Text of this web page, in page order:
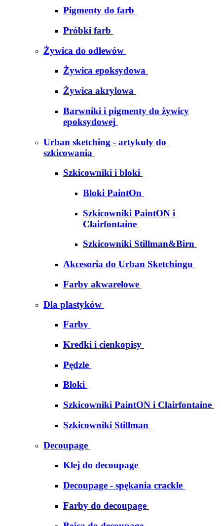
Pigmenty do farb
Próbki farb
Żywica do odlewów
Żywica epoksydowa
Żywica akrylowa
Barwniki i pigmenty do żywicy
epoksydowej
Urban sketching - artykuły do
szkicowania
Szkicowniki i bloki
Bloki PaintOn
Szkicowniki PaintON i
Clairfontaine
Szkicowniki Stillman&Birn
Akcesoria do Urban Sketchingu
Farby akwarelowe
Dla plastyków
Farby
Kredki i cienkopisy
Pędzle
Bloki
Szkicowniki PaintON i Clairfontaine
Szkicowniki Stillman
Decoupage
Klej do decoupage
Decoupage - spękania crackle
Farby do decoupage